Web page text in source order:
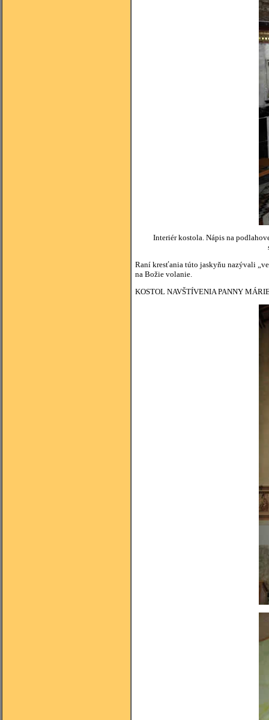
Interiér kostola. Nápis na
Raní kresťania túto jaskyňu nazývali
na Božie volanie.
KOSTOL NAVŠTÍVENIA PANNY